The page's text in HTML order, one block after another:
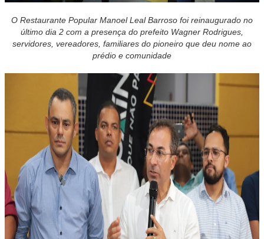
O Restaurante Popular Manoel Leal Barroso foi reinaugurado no
último dia 2 com a presença do prefeito Wagner Rodrigues,
servidores, vereadores, familiares do pioneiro que deu nome ao
prédio e comunidade